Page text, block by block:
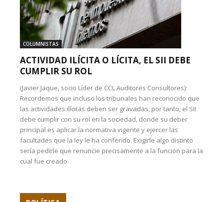
COLUMNISTAS
ACTIVIDAD ILÍCITA O LÍCITA, EL SII DEBE
CUMPLIR SU ROL
(Javier Jaque, socio Líder de CCL Auditores Consultores):
Recordemos que incluso los tribunales han reconocido que
las actividades ilícitas deben ser gravadas, por tanto, el SII
debe cumplir con su rol en la sociedad, donde su deber
principal es aplicar la normativa vigente y ejercer las
facultades que la ley le ha conferido. Exigirle algo distinto
sería pedirle que renuncie precisamente a la función para la
cual fue creado.